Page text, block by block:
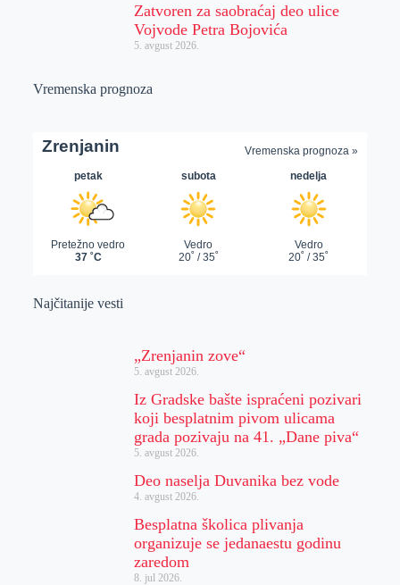
Zatvoren za saobraćaj deo ulice
Vojvode Petra Bojovića
5. avgust 2026.
Vremenska prognoza
Najčitanije vesti
„Zrenjanin zove“
5. avgust 2026.
Iz Gradske bašte ispraćeni pozivari
koji besplatnim pivom ulicama
grada pozivaju na 41. „Dane piva“
5. avgust 2026.
Deo naselja Duvanika bez vode
4. avgust 2026.
Besplatna školica plivanja
organizuje se jedanaestu godinu
zaredom
8. jul 2026.